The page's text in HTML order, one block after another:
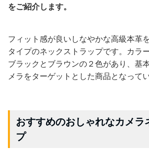
をご紹介します。
フィット感が良いしなやかな高級本革
タイプのネックストラップです。カラ
ブラックとブラウンの２色があり、基
メラをターゲットとした商品となってい
おすすめのおしゃれなカメラ
プ